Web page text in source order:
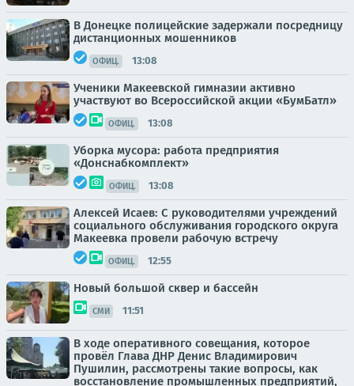
В Донецке полицейские задержали посредницу
дистанционных мошенников
ОФИЦ. 13:08
Ученики Макеевской гимназии активно
участвуют во Всероссийской акции «БумБатл»
ОФИЦ. 13:08
Уборка мусора: работа предприятия
«Донснабкомплект»
ОФИЦ. 13:08
Алексей Исаев: С руководителями учреждений
социального обслуживания городского округа
Макеевка провели рабочую встречу
ОФИЦ. 12:55
Новый большой сквер и бассейн
СМИ 11:51
В ходе оперативного совещания, которое
провёл Глава ДНР Денис Владимирович
Пушилин, рассмотрены такие вопросы, как
восстановление промышленных предприятий,